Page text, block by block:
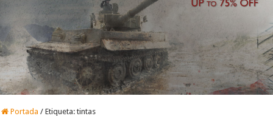
Portada / Etiqueta:tintas